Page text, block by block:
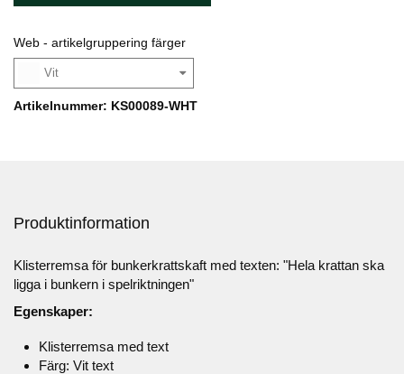
Web - artikelgruppering färger
Vit
Artikelnummer: KS00089-WHT
Produktinformation
Klisterremsa för bunkerkrattskaft med texten: "Hela krattan ska
ligga i bunkern i spelriktningen"
Egenskaper:
Klisterremsa med text
Färg: Vit text